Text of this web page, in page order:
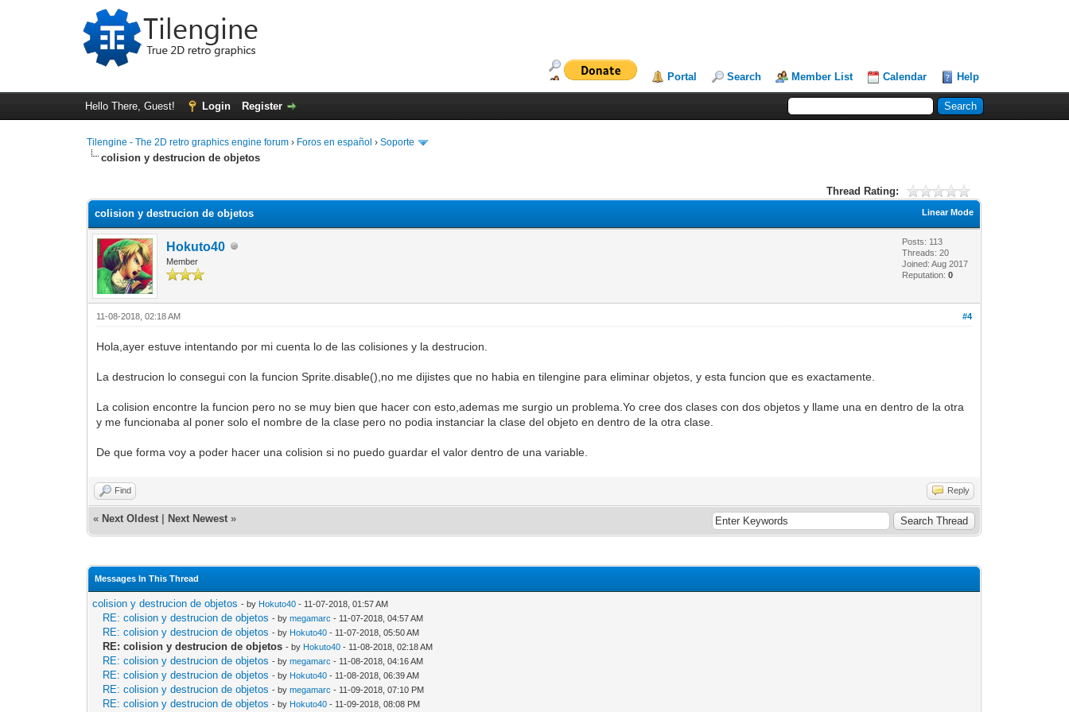
Portal Search Member List Calendar Help
Hello There, Guest! Login Register
Tilengine - The 2D retro graphics engine forum › Foros en español ›Soporte
colision y destrucion de objetos
Thread Rating:
Linear Mode
colision y destrucion de objetos
Hokuto40
Member
Posts: 113
Threads: 20
Joined: Aug 2017
Reputation:0
#4
11-08-2018, 02:18 AM
Hola,ayer estuve intentando por mi cuenta lo de las colisiones y la destrucion.
La destrucion lo consegui con la funcion Sprite.disable(),no me dijistes que no habia en tilengine para eliminar objetos, y esta funcion que es exactamente.
La colision encontre la funcion pero no se muy bien que hacer con esto,ademas me surgio un problema.Yo cree dos clases con dos objetos y llame una en dentro de la otra
y me funcionaba al poner solo el nombre de la clase pero no podia instanciar la clase del objeto en dentro de la otra clase.
De que forma voy a poder hacer una colision si no puedo guardar el valor dentro de una variable.
Find Reply
« Next Oldest Next Newest »
Messages In This Thread
colision y destrucion de objetos - by Hokuto40 - 11-07-2018, 01:57 AM
RE: colision y destrucion de objetos - bymegamarc - 11-07-2018, 04:57 AM
RE: colision y destrucion de objetos - by Hokuto40 - 11-07-2018, 05:50 AM
RE: colision y destrucion de objetos - by Hokuto40 - 11-08-2018, 02:18 AM
RE: colision y destrucion de objetos - bymegamarc - 11-08-2018, 04:16 AM
RE: colision y destrucion de objetos - by Hokuto40 - 11-08-2018, 06:39 AM
RE: colision y destrucion de objetos - bymegamarc - 11-09-2018, 07:10 PM
RE: colision y destrucion de objetos - by Hokuto40 - 11-09-2018, 08:08 PM